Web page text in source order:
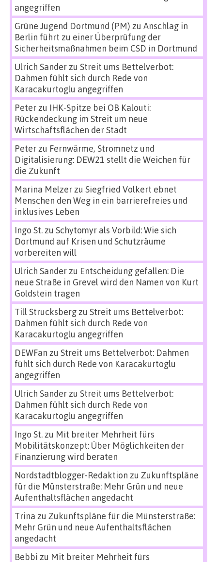
angegriffen
Grüne Jugend Dortmund (PM) zu Anschlag in
Berlin führt zu einer Überprüfung der
Sicherheitsmaßnahmen beim CSD in Dortmund
Ulrich Sanderzu Streit ums Bettelverbot:
Dahmen fühlt sich durch Rede von
Karacakurtoglu angegriffen
Peterzu IHK-Spitze bei OB Kalouti:
Rückendeckung im Streit um neue
Wirtschaftsflächen der Stadt
Peterzu Fernwärme, Stromnetz und
Digitalisierung: DEW21 stellt die Weichen für
die Zukunft
Marina Melzerzu Siegfried Volkert ebnet
Menschen den Weg in ein barrierefreies und
inklusives Leben
Ingo St.zu Schytomyr als Vorbild: Wie sich
Dortmund auf Krisen und Schutzräume
vorbereiten will
Ulrich Sanderzu Entscheidung gefallen: Die
neue Straße in Grevel wird den Namen von Kurt
Goldstein tragen
Till Strucksbergzu Streit ums Bettelverbot:
Dahmen fühlt sich durch Rede von
Karacakurtoglu angegriffen
DEWFan zu Streit ums Bettelverbot: Dahmen
fühlt sich durch Rede von Karacakurtoglu
angegriffen
Ulrich Sanderzu Streit ums Bettelverbot:
Dahmen fühlt sich durch Rede von
Karacakurtoglu angegriffen
Ingo St.zu Mit breiter Mehrheit fürs
Mobilitätskonzept: Über Möglichkeiten der
Finanzierung wird beraten
Nordstadtblogger-Redaktion zu Zukunftspläne
für die Münsterstraße: Mehr Grün und neue
Aufenthaltsflächen angedacht
Trina zu Zukunftspläne für die Münsterstraße:
Mehr Grün und neue Aufenthaltsflächen
angedacht
Bebbi zu Mit breiter Mehrheit fürs